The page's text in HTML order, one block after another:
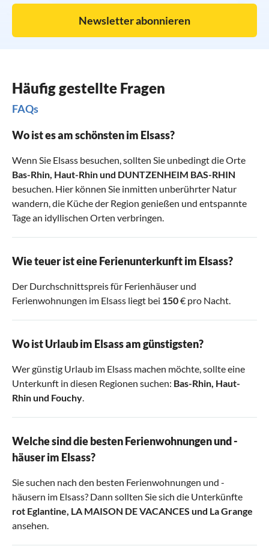
Newsletter abonnieren
Häufig gestellte Fragen
FAQs
Wo ist es am schönsten im Elsass?
Wenn Sie Elsass besuchen, sollten Sie unbedingt die Orte
Bas-Rhin, Haut-Rhinund DUNTZENHEIM BAS-RHIN
besuchen. Hier können Sie inmitten unberührter Natur
wandern, die Küche der Region genießen und entspannte
Tage an idyllischen Orten verbringen.
Wie teuer ist eine Ferienunterkunft im Elsass?
Der Durchschnittspreis für Ferienhäuser und
Ferienwohnungen im Elsass liegt bei 150€ pro Nacht.
Wo ist Urlaub im Elsass am günstigsten?
Wer günstig Urlaub im Elsass machen möchte, sollte eine
Unterkunft in diesen Regionen suchen: Bas-Rhin, Haut-
Rhinund Fouchy.
Welche sind die besten Ferienwohnungen und -
häuser im Elsass?
Sie suchen nach den besten Ferienwohnungen und -
häusern im Elsass? Dann sollten Sie sich die Unterkünfte
rot Eglantine, LA MAISON DE VACANCES und La Grange
ansehen.